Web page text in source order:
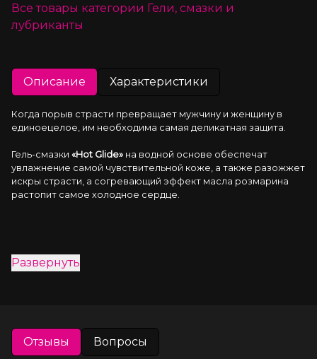
Все товары категории Гели, смазки и
лубриканты
Описание Характеристики
Когда порыв страсти превращает мужчину и женщину в
единоецелое, им необходима самая деликатная защита.
Гель-смазки «Hot Glide» на водной основе обеспечат
увлажнение самой чувствительной коже, а также разожжет
искры страсти, а согревающий эффект масла розмарина
растопит самое холодное сердце.
Развернуть
Отзывы Вопросы